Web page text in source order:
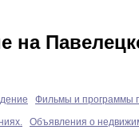
на
Фильмы и программы
Объявления о